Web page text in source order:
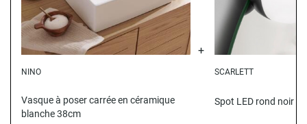
NINO
Vasque à poser carrée en céramique
blanche 38cm
SCARLETT
Spot LED rond noir